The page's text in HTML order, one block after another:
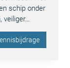
schip onder
veiliger…